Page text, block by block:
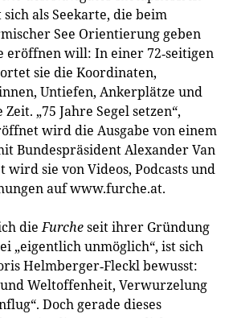
als Seekarte, die beim
See Orientierung geben
eröffnen will: In einer 72‐seitigen
sie die Koordinaten,
Untiefen, Ankerplätze und
„75 Jahre Segel setzen“,
wird die Ausgabe von einem
Bundespräsident Alexander Van
wird sie von Videos, Podcasts und
auf www.furche.at.
dieFurcheseit ihrer Gründung
„eigentlich unmöglich“, ist sich
Helmberger‐Fleckl bewusst:
Weltoffenheit, Verwurzelung
Doch gerade dieses